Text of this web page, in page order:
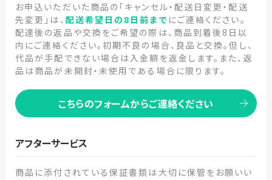
お申込いただいた商品の「キャンセル・配送日変更・配送
先変更」は、 配送希望日の8日前まで にご連絡ください。
配達後の返品や交換をご希望の際は、商品到着後8日以
内にご連絡ください。初期不良の場合、良品と交換。但し、
代品が手配できない場合は入金額を返金します。また、返
品は商品が未開封・未使用である場合に限ります。
こちらのフォームからご連絡ください
アフターサービス
商品に添付されている保証書類は大切に保管をお願いい